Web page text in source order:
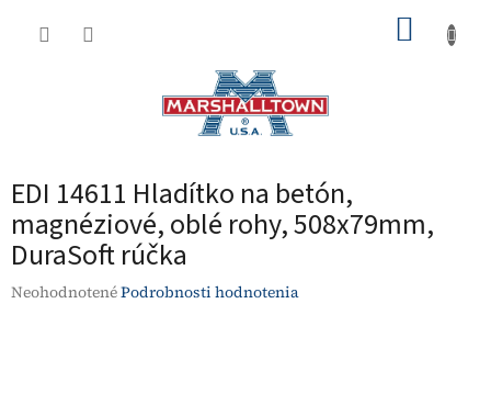
EDI 14611 Hladítko na betón,
magnéziové, oblé rohy, 508x79mm,
DuraSoft rúčka
Priemerné
NeohodnotenéPodrobnosti hodnotenia